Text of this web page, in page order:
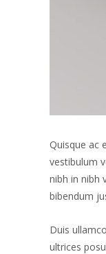
Quisque ac
vestibulum
nibh in nibh
bibendum
Duis
ultrices